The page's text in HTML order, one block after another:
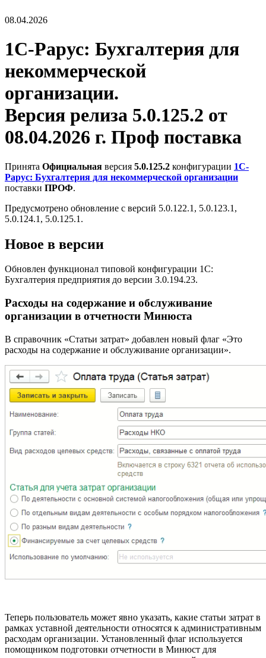
08.04.2026
1С-Рарус: Бухгалтерия для
некоммерческой
организации.
Версия релиза 5.0.125.2 от
08.04.2026 г. Проф поставка
Принята Официальная версия 5.0.125.2 конфигурации 1С-
Рарус: Бухгалтерия для некоммерческой организации
поставки ПРОФ.
Предусмотрено обновление с версий 5.0.122.1, 5.0.123.1,
5.0.124.1, 5.0.125.1.
Новое в версии
Обновлен функционал типовой конфигурации 1С:
Бухгалтерия предприятия до версии 3.0.194.23.
Расходы на содержание и обслуживание
организации в отчетности Минюста
В справочник «Статьи затрат» добавлен новый флаг «Это
расходы на содержание и обслуживание организации».
Теперь пользователь может явно указать, какие статьи затрат в
рамках уставной деятельности относятся к административным
расходам организации. Установленный флаг используется
помощником подготовки отчетности в Минюст для